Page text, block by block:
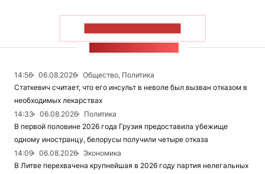
14:56 06.08.2026
Общество, Политика
Статкевич считает, что его инсульт в неволе был вызван отказом в
необходимых лекарствах
14:33
06.08.2026
Политика
В первой половине 2026 года Грузия предоставила убежище
одному иностранцу, белорусы получили четыре отказа
14:09
06.08.2026
Экономика
В Литве перехвачена крупнейшая в 2026 году партия нелегальных